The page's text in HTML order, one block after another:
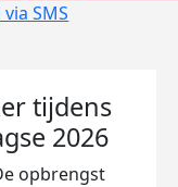
SMS
tijdens
2026
opbrengst